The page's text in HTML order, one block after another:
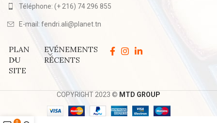
Téléphone: (+ 216) 74 296 855
E-mail: fendri.ali@planet.tn
PLAN
DU
SITE
EVÉNEMENTS
RÉCENTS
COPYRIGHT 2023 © MTD GROUP
0